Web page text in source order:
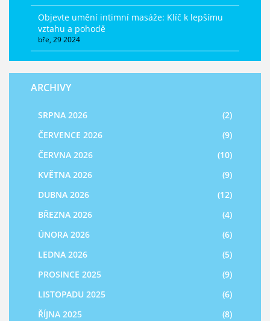
Objevte umění intimní masáže: Klíč k lepšímu
vztahu a pohodě
bře, 29 2024
ARCHIVY
SRPNA 2026
(2)
ČERVENCE 2026
(9)
ČERVNA 2026
(10)
KVĚTNA 2026
(9)
DUBNA 2026
(12)
BŘEZNA 2026
(4)
ÚNORA 2026
(6)
LEDNA 2026
(5)
PROSINCE 2025
(9)
LISTOPADU 2025
(6)
ŘÍJNA 2025
(8)